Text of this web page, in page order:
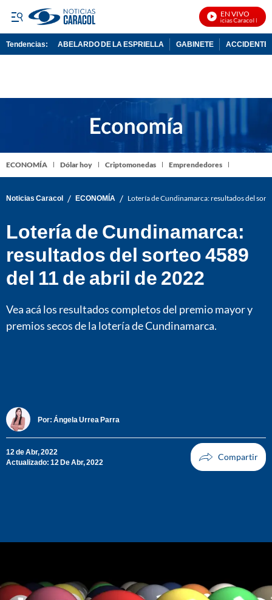
EN VIVO
Noticias Caracol En
Tendencias: ABELARDO DE LA ESPRIELLA GABINETE ACCIDENTE
ECONOMÍA Dólar hoy Criptomonedas Emprendedores
Noticias Caracol / ECONOMÍA / Lotería de Cundinamarca: resultados del
Lotería de Cundinamarca:
resultados del sorteo 4589
del 11 de abril de 2022
Vea acá los resultados completos del premio mayor y
premios secos de la lotería de Cundinamarca.
Por: Ángela Urrea Parra
12 de Abr, 2022
Actualizado: 12 De Abr, 2022